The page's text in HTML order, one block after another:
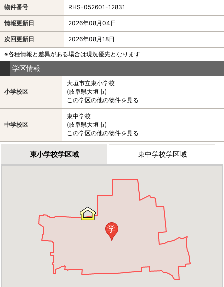
物件番号 RHS-052601-12831
情報更新日 2026年08月04日
次回更新日
2026年08月18日
※各種情報と差異がある場合は現況優先となります
学区情報
小学校区
大垣市立東小学校
(岐阜県大垣市)
この学区の他の物件を見る
中学校区
東中学校
(岐阜県大垣市)
この学区の他の物件を見る
東小学校学区域 東中学校学区域
学